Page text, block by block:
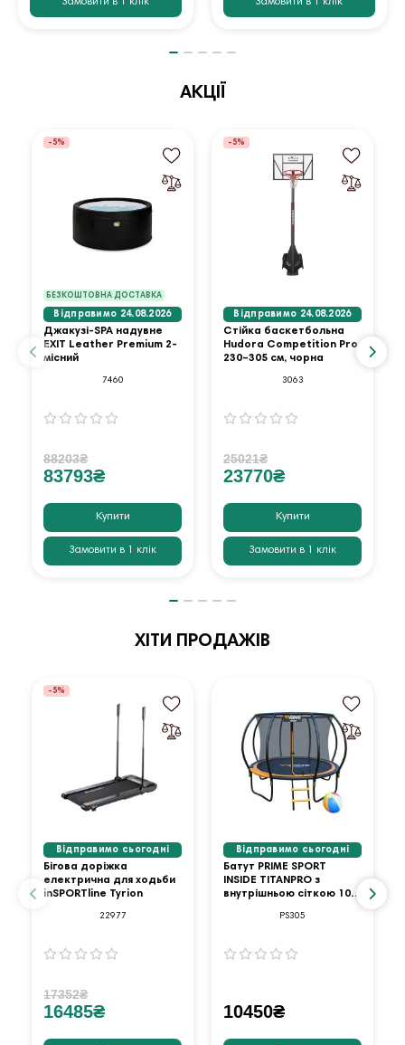
АКЦІЇ
БЕЗКОШТОВНА ДОСТАВКА
-5%
Відправимо 24.08.2026
Джакузі-SPA надувне
EXIT Leather Premium 2-
місний
7460
88203₴
83793₴
Купити
Замовити в 1 клік
-5%
Відправимо 24.08.2026
Стійка баскетбольна
Hudora Competition Pro
230–305 см, чорна
3063
25021₴
23770₴
Купити
Замовити в 1 клік
ХІТИ ПРОДАЖІВ
-5%
Відправимо сьогодні
Бігова доріжка
електрична для ходьби
inSPORTline Tyrion
22977
17352₴
16485₴
Відправимо сьогодні
Батут PRIME SPORT
INSIDE TITANPRO з
внутрішньою сіткою 10
PS305
10450₴